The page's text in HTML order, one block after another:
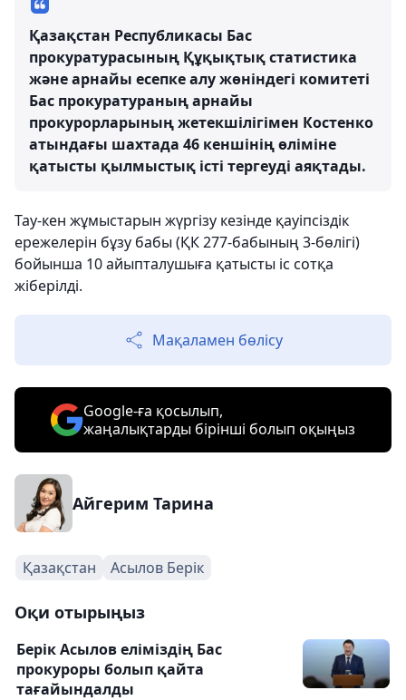
Қазақстан Республикасы Бас
прокуратурасының Құқықтық статистика
және арнайы есепке алу жөніндегі комитеті
Бас прокуратураның арнайы
прокурорларының жетекшілігімен Костенко
атындағы шахтада 46 кеншінің өліміне
қатысты қылмыстық істі тергеуді аяқтады.
Тау-кен жұмыстарын жүргізу кезінде қауіпсіздік
ережелерін бұзу бабы (ҚК 277-бабының 3-бөлігі)
бойынша 10 айыпталушыға қатысты іс сотқа
жіберілді.
Мақаламен бөлісу
Google-ға қосылып,
жаңалықтарды бірінші болып оқыңыз
Айгерим Тарина
Қазақстан Асылов Берік
Оқи отырыңыз
Берік Асылов еліміздің Бас
прокуроры болып қайта
тағайындалды